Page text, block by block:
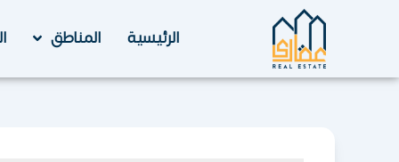
الرئيسية المناطق